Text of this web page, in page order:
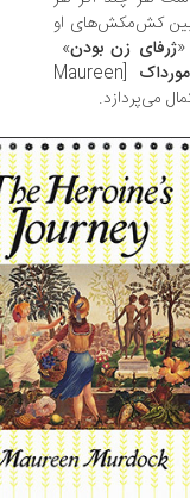
او
زن بودن»
[Maureen